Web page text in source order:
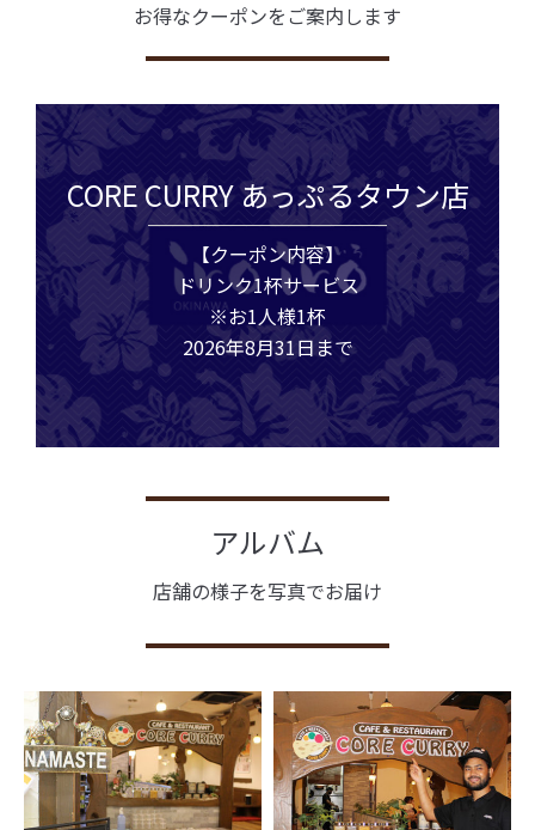
お得なクーポンをご案内します
CORE CURRY あっぷるタウン店
【クーポン内容】
ドリンク1杯サービス
※お1人様1杯
2026年8月31日まで
アルバム
店舗の様子を写真でお届け